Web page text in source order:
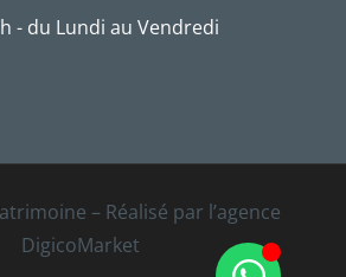
- du Lundi au Vendredi
– Réalisé par l’agence
DigicoMarket